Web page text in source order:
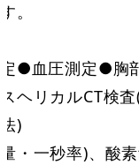
●内科
定●血圧測定●胸
スヘリカルCT検
法) ●呼
量・一秒率)、酸